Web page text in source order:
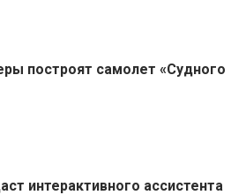
построят самолет «Судного
интерактивного ассистента